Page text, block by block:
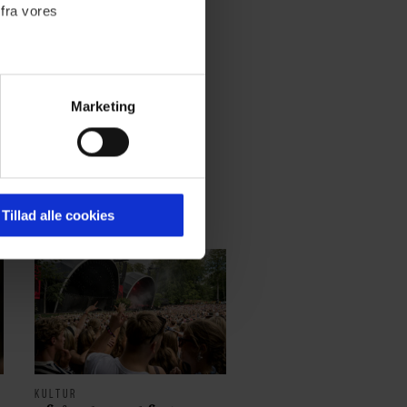
vores
indhold til dig.
i forbindelse med
læse mere om vores
i både
Marketing
Tillad alle cookies
KULTUR